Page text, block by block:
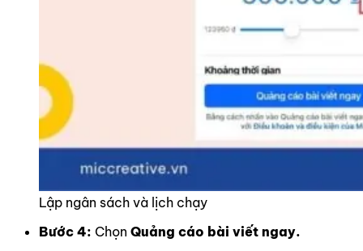
Lập ngân sách và lịch chạy
Bước 4: Chọn Quảng cáo bài viết ngay.